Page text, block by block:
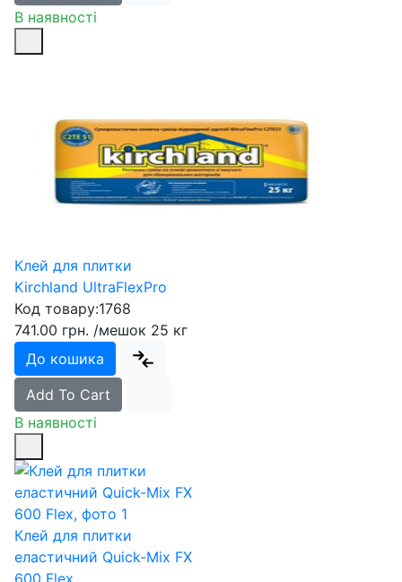
В наявності
Клей для плитки
Kirchland UltraFlexPro
Код товару:1768
741.00 грн. /мешок 25 кг
До кошика
Add To Cart
В наявності
Клей для плитки
еластичний Quick-Mix FX